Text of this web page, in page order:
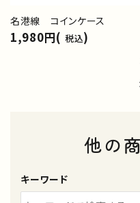
名港線 コインケース
1,980円( 税込)
他の
キーワード